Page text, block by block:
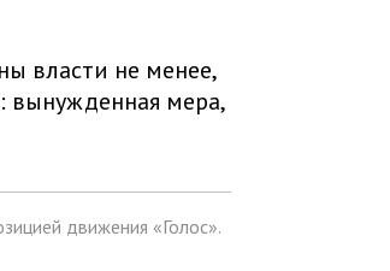
власти не менее,
вынужденная мера,
движения «Голос».